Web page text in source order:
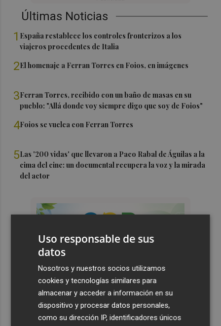
Últimas Noticias
1 España restablece los controles fronterizos a los
viajeros procedentes de Italia
2El homenaje a Ferran Torres en Foios, en imágenes
3Ferran Torres, recibido con un baño de masas en su
pueblo: "Allá donde voy siempre digo que soy de Foios"
4Foios se vuelca con Ferran Torres
5Las '200 vidas' que llevaron a Paco Rabal de Águilas a la
cima del cine: un documental recupera la voz y la mirada
del actor
Uso responsable de sus
datos
Nosotros y nuestros socios utilizamos
cookies y tecnologías similares para
almacenar y acceder a información en su
dispositivo y procesar datos personales,
como su dirección IP, identificadores únicos